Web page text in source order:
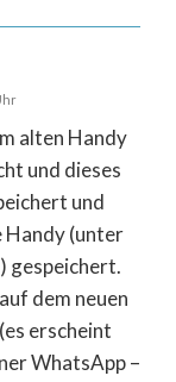
alten Handy
und dieses
und
Handy (unter
gespeichert.
dem neuen
erscheint
WhatsApp –